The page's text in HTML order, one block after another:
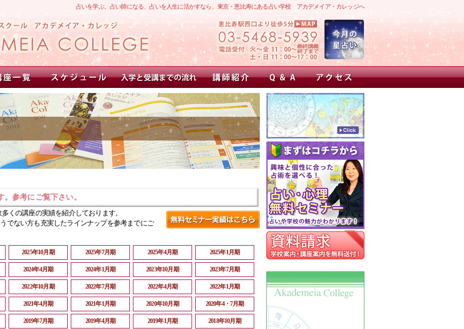
占いを学ぶ、占い師になる、占いを人生に活かすなら、東京・恵比寿にある占い学校 アカデメイア・カレッジへ
参考にご覧下さい。
くの講座の実績を紹介しております。
でない方も充実したラインナップを参考までにご
2025年10月期 2025年7月期 2025年4月期 2025年1月期
2024年4月期 2024年1月期 2023年10月期 2023年7月期
2022年10月期 2022年7月期 2022年4月期 2022年1月期
2021年4月期 2021年1月期 2020年10月期 2020年4・7月期
2019年7月期 2019年4月期 2019年1月期 2018年10月期